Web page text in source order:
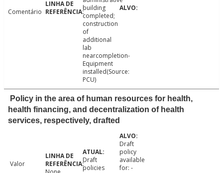
Comentário
building
completed;
construction
of
additional
lab
nearcompletion-
Equipment
installed(Source:
PCU)
Policy in the area of human resources for health,
health financing, and decentralization of health
services, respectively, drafted
Valor
Draft
policies
Draft
policy
available
for: -